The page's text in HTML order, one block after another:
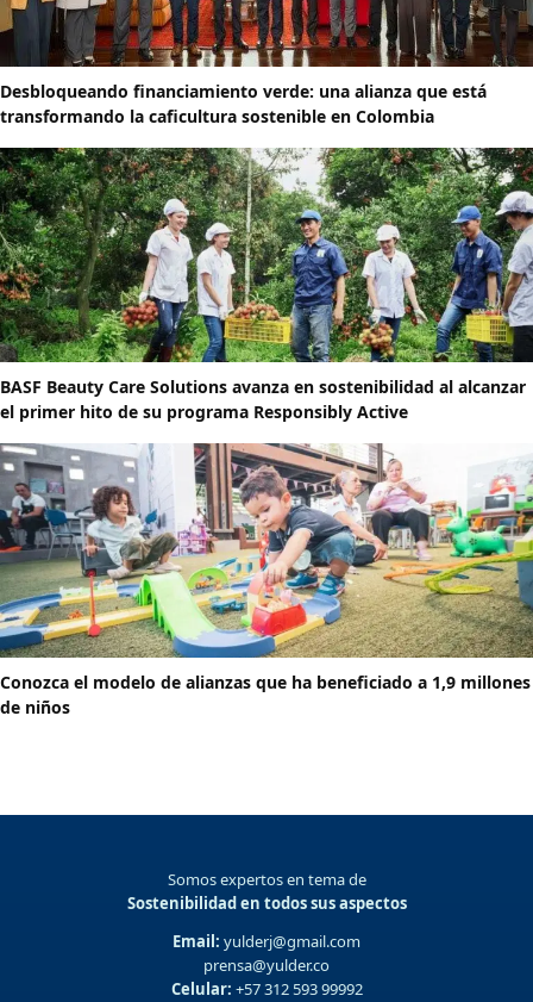
Desbloqueando financiamiento verde: una alianza que está
transformando la caficultura sostenible en Colombia
BASF Beauty Care Solutions avanza en sostenibilidad al alcanzar
el primer hito de su programa Responsibly Active
Conozca el modelo de alianzas que ha beneficiado a 1,9 millones
de niños
Somos expertos en tema de
Sostenibilidad en todos sus aspectos
Email: yulderj@gmail.com
prensa@yulder.co
Celular: +57 312 593 99992